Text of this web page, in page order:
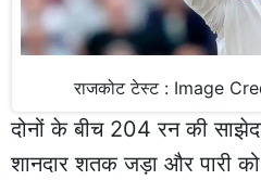
राजकोट टेस्ट : Image
दोनों के बीच 204 रन की
शानदार शतक जड़ा और पारी